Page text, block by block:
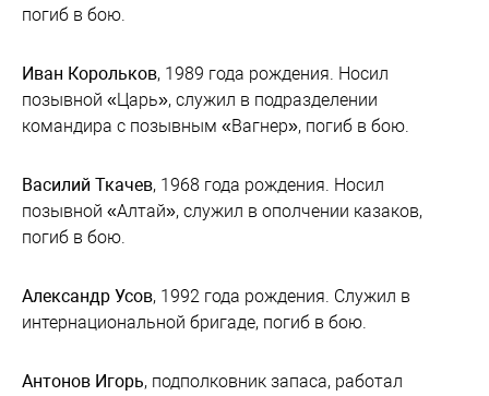
погиб в бою.
Иван Корольков, 1989 года рождения. Носил
позывной «Царь», служил в подразделении
командира с позывным «Вагнер», погиб в бою.
Василий Ткачев, 1968 года рождения. Носил
позывной «Алтай», служил в ополчении казаков,
погиб в бою.
Александр Усов, 1992 года рождения. Служил в
интернациональной бригаде, погиб в бою.
Антонов Игорь, подполковник запаса, работал